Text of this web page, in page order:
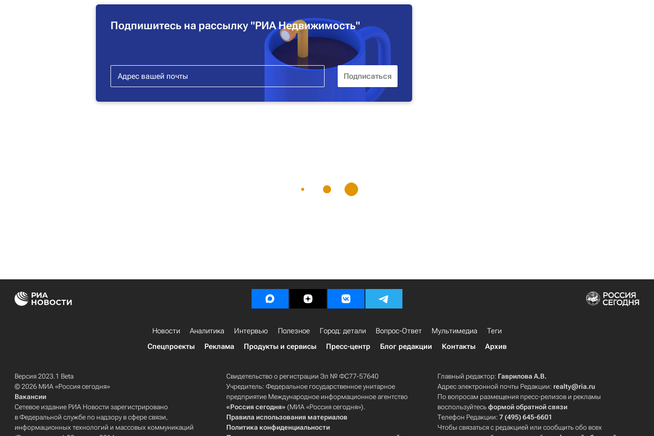
Подпишитесь на рассылку "РИА Недвижимость"
Новости Аналитика Интервью Полезное Город: детали Вопрос-Ответ Мультимедиа
Теги
Спецпроекты
Реклама Продукты и сервисы Пресс-центр Блог редакции Контакты Архив
Версия 2023.1 Beta
© 2026 МИА «Россия сегодня»
Вакансии
Сетевое издание РИА Новости зарегистрировано
в Федеральной службе по надзору в сфере связи,
информационных технологий и массовых коммуникаций
Свидетельство о регистрации Эл № ФС77-57640
Учредитель: Федеральное государственное унитарное
предприятие Международное информационное агентство
«Россия сегодня» (МИА «Россия сегодня»).
Правила использования материалов
Политика конфиденциальности
Главный редактор: Гаврилова А.В.
Адрес электронной почты Редакции: realty@ria.ru
По вопросам размещения пресс-релизов и рекламы
воспользуйтесьформой обратной связи
Телефон Редакции:7 (495) 645-6601
Чтобы связаться с редакцией или сообщить обо всех